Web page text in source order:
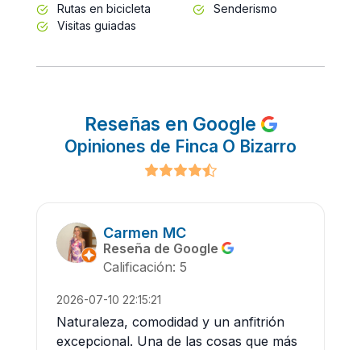
Rutas en bicicleta
Senderismo
Visitas guiadas
Reseñas en Google
Opiniones de Finca O Bizarro
Carmen MC
Reseña de Google
Calificación: 5
2026-07-10 22:15:21
Naturaleza, comodidad y un anfitrión
excepcional. Una de las cosas que más